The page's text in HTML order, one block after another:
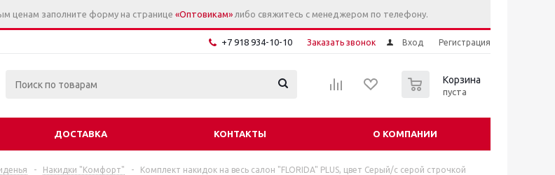
ценам заполните форму на странице «Оптовикам» либо свяжитесь с менеджером по телефону.
Вход Регистрация
+7 918 934-10-10 Заказать звонок
Корзина
пуста
ДОСТАВКА КОНТАКТЫ О КОМПАНИИ
- Накидки "Комфорт" - Комплект накидок на весь салон "FLORIDA" PLUS, цвет Серый/c серой строчкой